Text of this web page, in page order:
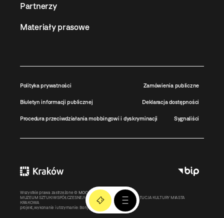
Partnerzy
Materiały prasowe
Polityka prywatności Zamówienia publiczne
Biuletyn informacji publicznej Deklaracja dostępności
Procedura przeciwdziałania mobbingowi i dyskryminacji Sygnaliści
Wszystkie prawa zastrzeżone © MOCAK2011-2026
MUZEUM SZTUKI WSPÓŁCZESNEJ W KRAKOWIE MOCAK – INSTYTUCJA KULTURY MIASTA
KRAKOWA
projekt, wykonanie i utrzymanie: Bonjour.pl